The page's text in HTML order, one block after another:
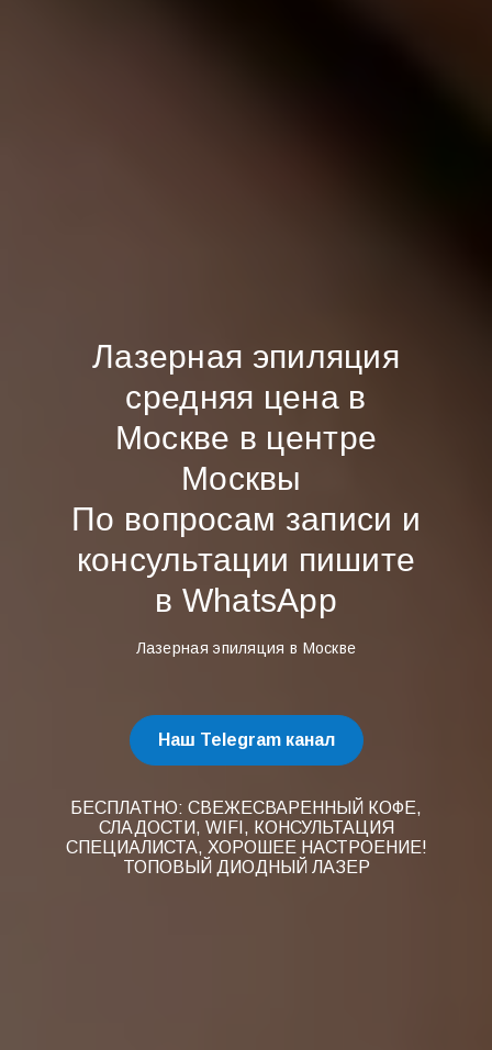
Лазерная эпиляция
средняя цена в
Москве в центре
Москвы
По вопросам записи и
консультации пишите
в WhatsApp
Лазерная эпиляция в Москве
Наш Telegram канал
БЕСПЛАТНО: СВЕЖЕСВАРЕННЫЙ КОФЕ,
СЛАДОСТИ, WIFI, КОНСУЛЬТАЦИЯ
СПЕЦИАЛИСТА, ХОРОШЕЕ НАСТРОЕНИЕ!
ТОПОВЫЙ ДИОДНЫЙ ЛАЗЕР